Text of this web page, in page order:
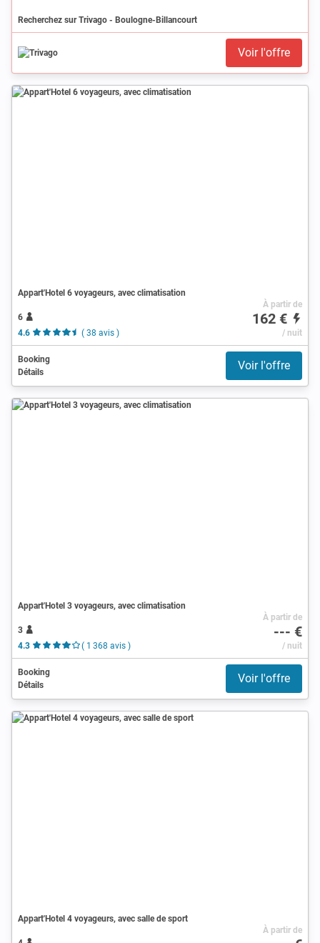
Recherchez sur Trivago - Boulogne-Billancourt
Voir l'offre
Appart'Hotel 6 voyageurs, avec climatisation
6
4.6
( 38 avis )
À partir de
162 €
/ nuit
Booking
Détails
Voir l'offre
Appart'Hotel 3 voyageurs, avec climatisation
3
4.3
( 1 368 avis )
À partir de
--- €
/ nuit
Booking
Détails
Voir l'offre
Appart'Hotel 4 voyageurs, avec salle de sport
À partir de